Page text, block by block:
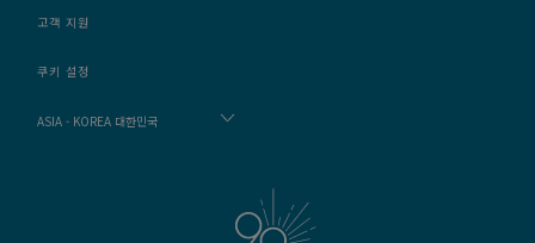
고객 지원
쿠키 설정
ASIA - KOREA 대한민국